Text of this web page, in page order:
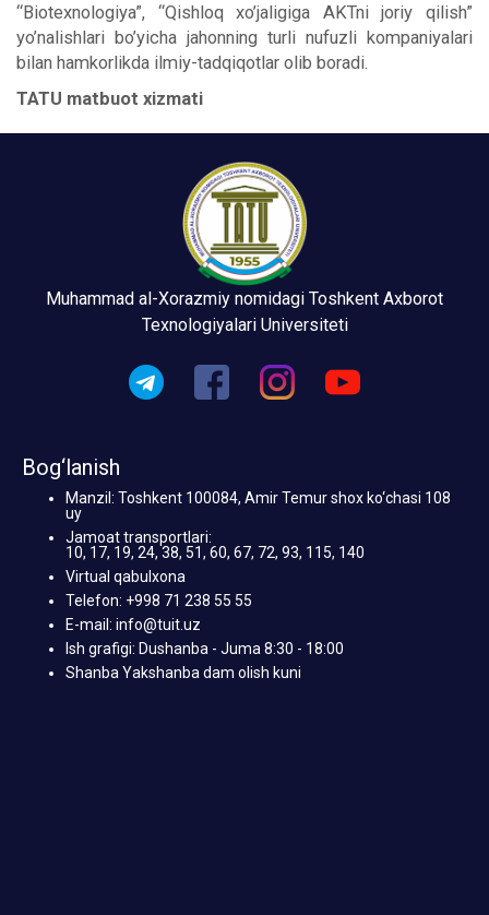
“Biotexnologiya”, “Qishloq xo’jaligiga AKTni joriy qilish”
yo’nalishlari bo’yicha jahonning turli nufuzli kompaniyalari
bilan hamkorlikda ilmiy-tadqiqotlar olib boradi.
TATU matbuot xizmati
Muhammad al-Xorazmiy nomidagi Toshkent Axborot
Texnologiyalari Universiteti
Bog‘lanish
Manzil: Toshkent 100084, Amir Temur shox ko‘chasi 108
uy
Jamoat transportlari:
10, 17, 19, 24, 38, 51, 60, 67, 72, 93, 115, 140
Virtual qabulxona
Telefon: +998 71 238 55 55
E-mail: info@tuit.uz
Ish grafigi: Dushanba - Juma 8:30 - 18:00
Shanba Yakshanba dam olish kuni